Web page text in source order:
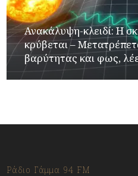
Ανακάλυψη-κλειδί: Η
κρύβεται –
βαρύτητας και φως,
Ράδιο Γάμμα 94 FM